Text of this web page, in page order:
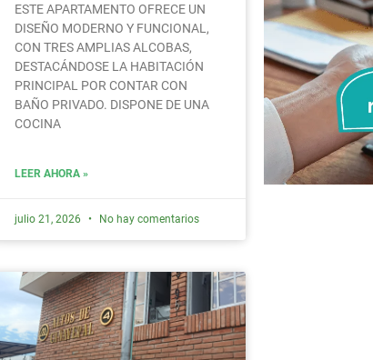
ESTE APARTAMENTO OFRECE UN
DISEÑO MODERNO Y FUNCIONAL,
CON TRES AMPLIAS ALCOBAS,
DESTACÁNDOSE LA HABITACIÓN
PRINCIPAL POR CONTAR CON
BAÑO PRIVADO. DISPONE DE UNA
COCINA
LEER AHORA »
julio 21, 2026 No hay comentarios